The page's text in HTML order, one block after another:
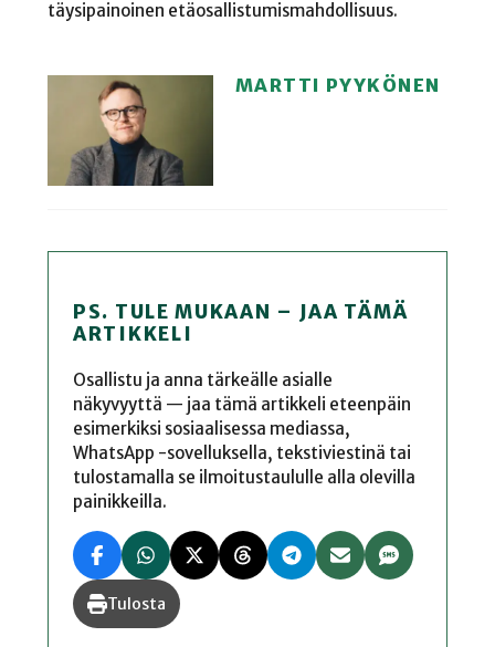
täysipainoinen etäosallistumismahdollisuus.
MARTTI PYYKÖNEN
PS. TULE MUKAAN – JAA TÄMÄ
ARTIKKELI
Osallistu ja anna tärkeälle asialle
näkyvyyttä — jaa tämä artikkeli eteenpäin
esimerkiksi sosiaalisessa mediassa,
WhatsApp -sovelluksella, tekstiviestinä tai
tulostamalla se ilmoitustaululle alla olevilla
painikkeilla.
Tulosta